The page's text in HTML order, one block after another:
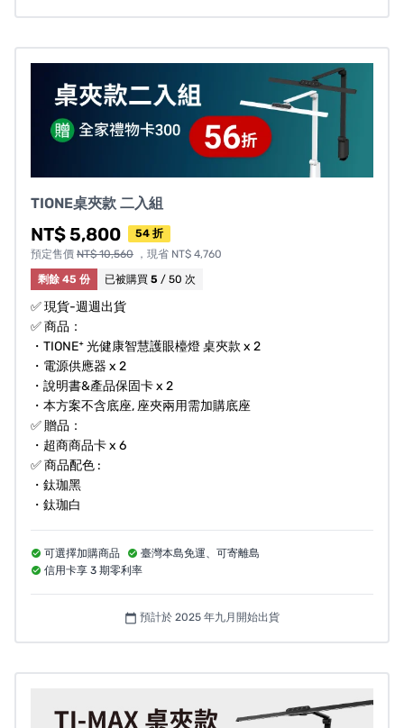
退換貨規則
依《消費者保護法》規定，商品簽收翌日起為七天之鑑賞
期，期間申請退購無須負擔運費，欲退購者請於七日內提
出，逾期恕不受理。
請注意猶豫期並非試用期，退回商品必須是全新狀態且包
裝完整（含商品本體、配件、贈品、說明書、內外包裝
等），如有遺失、毀損或缺件，將依照損毀程度收取整新
費用，並視情況可能影響退貨權益。
相關問題請洽客服信箱service@sylstar.com.tw
附上原訂購人購買證明（訂購編號、訂購人姓名、電
話）。
客服聯絡方式
喜光全光譜
客服信箱：service@sylstar.com.tw
官方LINE帳號：@sylstarled
官網 :https://www.sylstarled.com.tw/
FB 粉絲專頁 :
https://www.instagram.com/sylstarled/
公司電話：02-22901600
服務時間： 周一至周五：9:00～12:00 13:00～18:00
營業人登記資訊
營業人名稱：喜光有限公司
BSMI 登錄字號：R3B954
TIONE桌夾款 二入組
NT$ 5,800
54 折
預定售價 NT$ 10,560 ，現省 NT$ 4,760
剩餘 45 份
已被購買 5 / 50 次
✅ 現貨-週週出貨
✅ 商品：
・TIONE⁺ 光健康智慧護眼檯燈 桌夾款 x 2
・電源供應器 x 2
・說明書&產品保固卡 x 2
・本方案不含底座, 座夾兩用需加購底座
✅ 贈品：
・超商商品卡 x 6
✅ 商品配色 :
・鈦珈黑
・鈦珈白
可選擇加購商品
臺灣本島免運、可寄離島
信用卡享 3 期零利率
calendar_today 預計於 2025 年九月開始出貨